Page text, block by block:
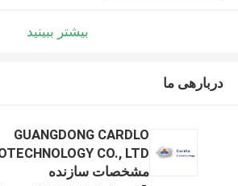
بیشتر ببینید
دربارهی ما
GUANGDONG CARDLO
مشخصات سازنده